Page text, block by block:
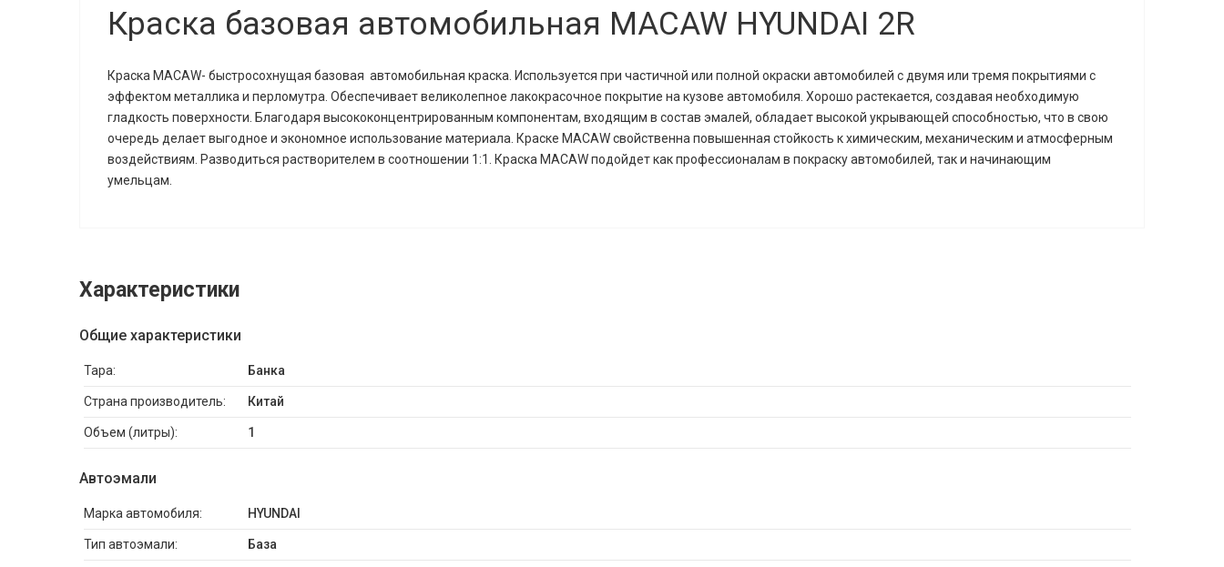
Краска базовая автомобильная MACAW HYUNDAI 2R
Краска MACAW- быстросохнущая базовая автомобильная краска. Используется при частичной или полной окраски автомобилей с двумя или тремя покрытиями с
эффектом металлика и перломутра. Обеспечивает великолепное лакокрасочное покрытие на кузове автомобиля. Хорошо растекается, создавая необходимую
гладкость поверхности. Благодаря высококонцентрированным компонентам, входящим в состав эмалей, обладает высокой укрывающей способностью, что в свою
очередь делает выгодное и экономное использование материала. Краске MACAW свойственна повышенная стойкость к химическим, механическим и атмосферным
воздействиям. Разводиться растворителем в соотношении 1:1. Краска MACAW подойдет как профессионалам в покраску автомобилей, так и начинающим
умельцам.
Характеристики
Общие характеристики
Тара: Банка
Страна производитель: Китай
Объем (литры): 1
Автоэмали
Марка автомобиля: HYUNDAI
Тип автоэмали: База